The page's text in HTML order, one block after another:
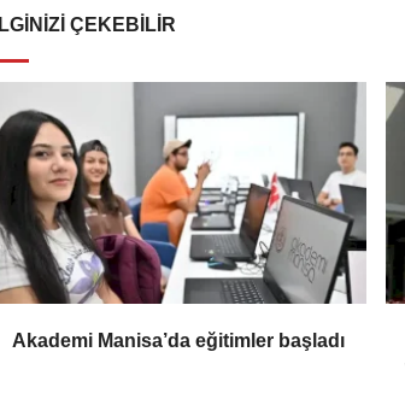
İLGINIZI ÇEKEBILIR
Akademi Manisa’da eğitimler başladı